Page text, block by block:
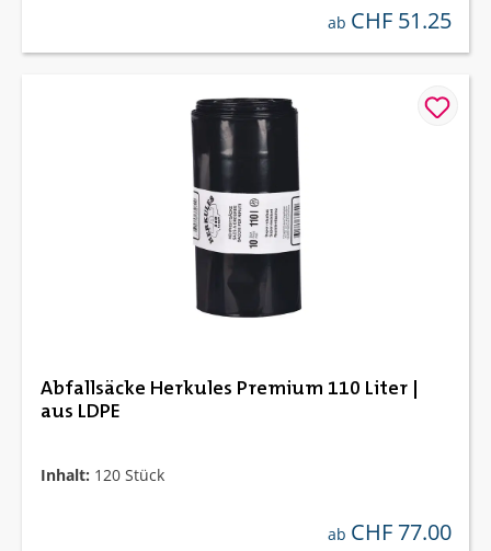
regulärer preis:
ab CHF 51.25
Abfallsäcke Herkules Premium 110 Liter |
aus LDPE
Inhalt: 120 Stück
regulärer preis:
ab CHF 77.00